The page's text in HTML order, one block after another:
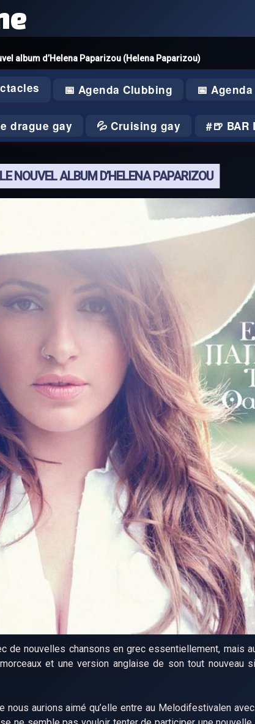
album d’Helena Paparizou (Helena Paparizou)
📅 Agenda Clubbing 📅
drague gay 💦 Cruising gay 🍺 BAR
NOUVEL ALBUM D’HELENA PAPARIZOU
de nouvelles chansons en grec essentiellement, mais
et une version anglaise de son tout nouveau
nous aurions aimé qu’elle entre au Melodifestivalen